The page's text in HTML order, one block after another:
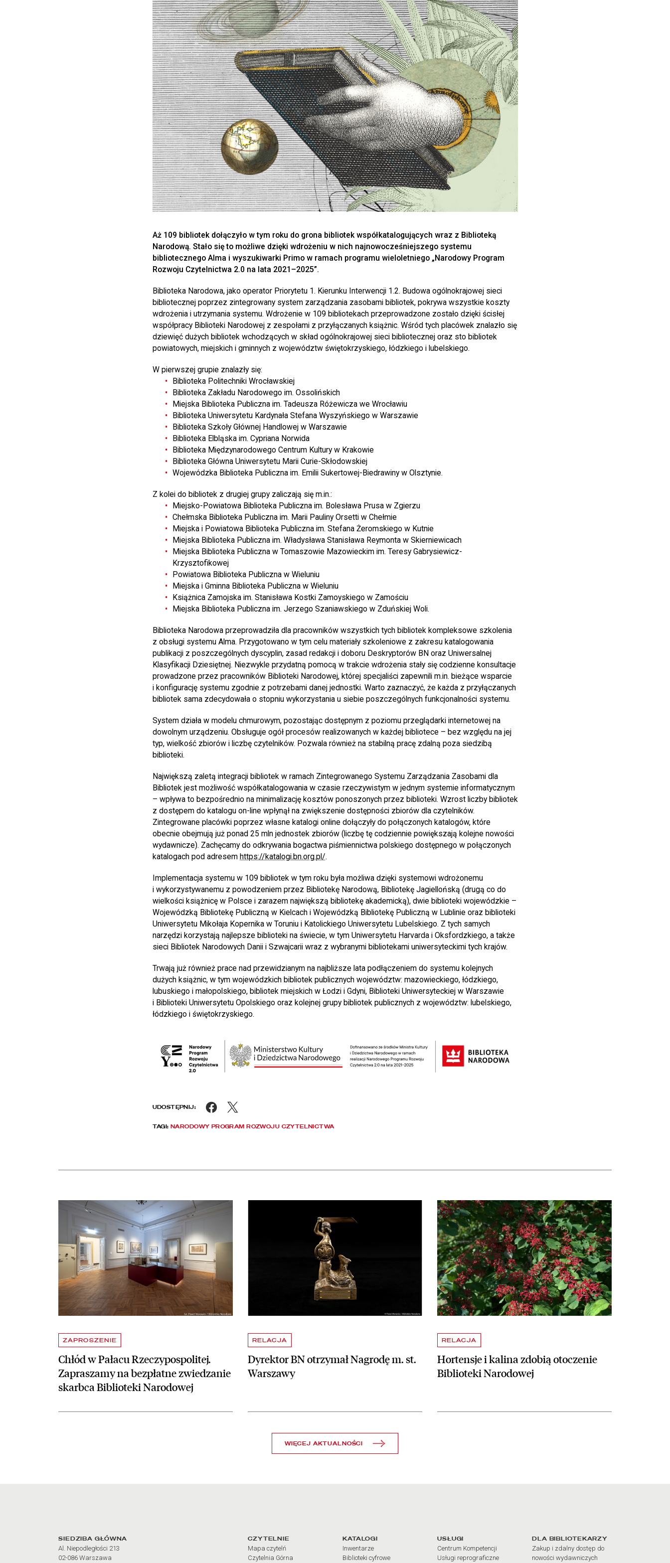
Aż 109 bibliotek dołączyło w tym roku do grona bibliotek współkatalogujących wraz z Biblioteką
Narodową. Stało się to możliwe dzięki wdrożeniu w nich najnowocześniejszego systemu
bibliotecznego Alma i wyszukiwarki Primo w ramach programu wieloletniego „Narodowy Program
Rozwoju Czytelnictwa 2.0 na lata 2021–2025”.
Biblioteka Narodowa, jako operator Priorytetu 1. Kierunku Interwencji 1.2. Budowa ogólnokrajowej sieci
bibliotecznej poprzez zintegrowany system zarządzania zasobami bibliotek, pokrywa wszystkie koszty
wdrożenia i utrzymania systemu. Wdrożenie w 109 bibliotekach przeprowadzone zostało dzięki ścisłej
współpracy Biblioteki Narodowej z zespołami z przyłączanych książnic. Wśród tych placówek znalazło się
dziewięć dużych bibliotek wchodzących w skład ogólnokrajowej sieci bibliotecznej oraz sto bibliotek
powiatowych, miejskich i gminnych z województw świętokrzyskiego, łódzkiego i lubelskiego.
W pierwszej grupie znalazły się:
Biblioteka Politechniki Wrocławskiej
Biblioteka Zakładu Narodowego im. Ossolińskich
Miejska Biblioteka Publiczna im. Tadeusza Różewicza we Wrocławiu
Biblioteka Uniwersytetu Kardynała Stefana Wyszyńskiego w Warszawie
Biblioteka Szkoły Głównej Handlowej w Warszawie
Biblioteka Elbląska im. Cypriana Norwida
Biblioteka Międzynarodowego Centrum Kultury w Krakowie
Biblioteka Główna Uniwersytetu Marii Curie-Skłodowskiej
Wojewódzka Biblioteka Publiczna im. Emilii Sukertowej-Biedrawiny w Olsztynie.
Z kolei do bibliotek z drugiej grupy zaliczają się m.in.:
Miejsko-Powiatowa Biblioteka Publiczna im. Bolesława Prusa w Zgierzu
Chełmska Biblioteka Publiczna im. Marii Pauliny Orsetti w Chełmie
Miejska i Powiatowa Biblioteka Publiczna im. Stefana Żeromskiego w Kutnie
Miejska Biblioteka Publiczna im. Władysława Stanisława Reymonta w Skierniewicach
Miejska Biblioteka Publiczna w Tomaszowie Mazowieckim im. Teresy Gabrysiewicz-
Krzysztofikowej
Powiatowa Biblioteka Publiczna w Wieluniu
Miejska i Gminna Biblioteka Publiczna w Wieluniu
Książnica Zamojska im. Stanisława Kostki Zamoyskiego w Zamościu
Miejska Biblioteka Publiczna im. Jerzego Szaniawskiego w Zduńskiej Woli.
Biblioteka Narodowa przeprowadziła dla pracowników wszystkich tych bibliotek kompleksowe szkolenia
z obsługi systemu Alma. Przygotowano w tym celu materiały szkoleniowe z zakresu katalogowania
publikacji z poszczególnych dyscyplin, zasad redakcji i doboru Deskryptorów BN oraz Uniwersalnej
Klasyfikacji Dziesiętnej. Niezwykle przydatną pomocą w trakcie wdrożenia stały się codzienne konsultacje
prowadzone przez pracowników Biblioteki Narodowej, której specjaliści zapewnili m.in. bieżące wsparcie
i konfigurację systemu zgodnie z potrzebami danej jednostki. Warto zaznaczyć, że każda z przyłączanych
bibliotek sama zdecydowała o stopniu wykorzystania u siebie poszczególnych funkcjonalności systemu.
System działa w modelu chmurowym, pozostając dostępnym z poziomu przeglądarki internetowej na
dowolnym urządzeniu. Obsługuje ogół procesów realizowanych w każdej bibliotece – bez względu na jej
typ, wielkość zbiorów i liczbę czytelników. Pozwala również na stabilną pracę zdalną poza siedzibą
biblioteki.
Największą zaletą integracji bibliotek w ramach Zintegrowanego Systemu Zarządzania Zasobami dla
Bibliotek jest możliwość współkatalogowania w czasie rzeczywistym w jednym systemie informatycznym
– wpływa to bezpośrednio na minimalizację kosztów ponoszonych przez biblioteki. Wzrost liczby bibliotek
z dostępem do katalogu on-line wpłynął na zwiększenie dostępności zbiorów dla czytelników.
Zintegrowane placówki poprzez własne katalogi online dołączyły do połączonych katalogów, które
obecnie obejmują już ponad 25 mln jednostek zbiorów (liczbę tę codziennie powiększają kolejne nowości
wydawnicze). Zachęcamy do odkrywania bogactwa piśmiennictwa polskiego dostępnego w połączonych
katalogach pod adresem https://katalogi.bn.org.pl/.
Implementacja systemu w 109 bibliotek w tym roku była możliwa dzięki systemowi wdrożonemu
i wykorzystywanemu z powodzeniem przez Bibliotekę Narodową, Bibliotekę Jagiellońską (drugą co do
wielkości książnicę w Polsce i zarazem największą bibliotekę akademicką), dwie biblioteki wojewódzkie –
Wojewódzką Bibliotekę Publiczną w Kielcach i Wojewódzką Bibliotekę Publiczną w Lublinie oraz biblioteki
Uniwersytetu Mikołaja Kopernika w Toruniu i Katolickiego Uniwersytetu Lubelskiego. Z tych samych
narzędzi korzystają najlepsze biblioteki na świecie, w tym Uniwersytetu Harvarda i Oksfordzkiego, a także
sieci Bibliotek Narodowych Danii i Szwajcarii wraz z wybranymi bibliotekami uniwersyteckimi tych krajów.
Trwają już również prace nad przewidzianym na najbliższe lata podłączeniem do systemu kolejnych
dużych książnic, w tym wojewódzkich bibliotek publicznych województw: mazowieckiego, łódzkiego,
lubuskiego i małopolskiego, bibliotek miejskich w Łodzi i Gdyni, Biblioteki Uniwersyteckiej w Warszawie
i Biblioteki Uniwersytetu Opolskiego oraz kolejnej grupy bibliotek publicznych z województw: lubelskiego,
łódzkiego i świętokrzyskiego.
UDOSTĘPNIJ: Facebook
TAGI:NARODOWY PROGRAM ROZWOJU CZYTELNICTWA
Aktualności
ZAPROSZENIE
Chłód w Pałacu Rzeczypospolitej.
Zapraszamy na bezpłatne zwiedzanie
skarbca Biblioteki Narodowej
czytaj więcej o Chłód w Pałacu Rzeczypospolitej. Zapraszamy na bezpłatne zwiedzanie skarbca Biblioteki Narodowej
RELACJA
Dyrektor BN otrzymał Nagrodę m. st.
Warszawy
czytaj więcej o Dyrektor BN otrzymał Nagrodę m. st. Warszawy
RELACJA
Hortensje i kalina zdobią otoczenie
Biblioteki Narodowej
czytaj więcej o Hortensje i kalina zdobią otoczenie Biblioteki Narodowej
WIĘCEJ AKTUALNOŚCI
Adres oraz godziny otwarcia
SIEDZIBA GŁÓWNA
Al. Niepodległości 213
02-086 Warszawa
Linki do najważniejszych działów
CZYTELNIE
Mapa czytelń
Czytelnia Górna
KATALOGI
Inwentarze
Biblioteki cyfrowe
USŁUGI
Centrum Kompetencji
Usługi reprograficzne
DLA BIBLIOTEKARZY
Zakup i zdalny dostęp do
nowości wydawniczych